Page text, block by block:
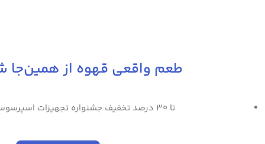
طعم واقعی قهوه از همین‌جا
تا ۳۰ درصد تخفیف جشنواره تجهیزات اسپرسوساز و ابزار باریستا